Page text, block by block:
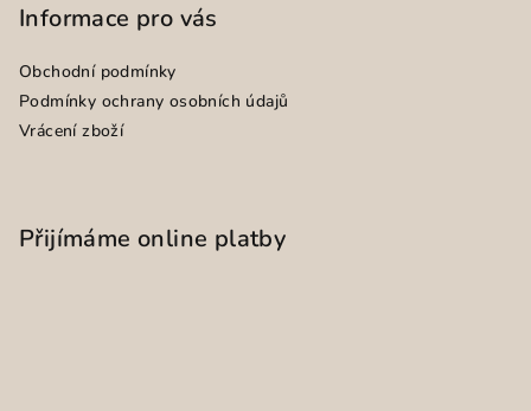
Informace pro vás
Obchodní podmínky
Podmínky ochrany osobních údajů
Vrácení zboží
Přijímáme online platby